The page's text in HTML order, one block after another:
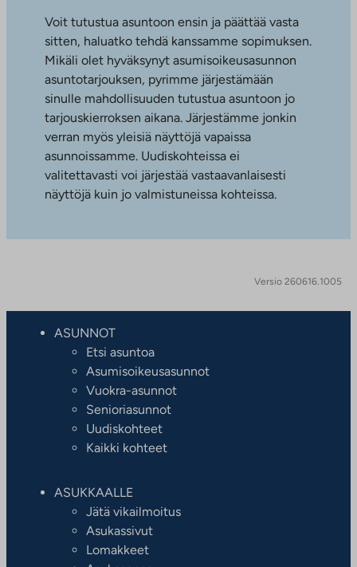
Voit tutustua asuntoon ensin ja päättää vasta
sitten, haluatko tehdä kanssamme sopimuksen.
Mikäli olet hyväksynyt asumisoikeusasunnon
asuntotarjouksen, pyrimme järjestämään
sinulle mahdollisuuden tutustua asuntoon jo
tarjouskierroksen aikana. Järjestämme jonkin
verran myös yleisiä näyttöjä vapaissa
asunnoissamme. Uudiskohteissa ei
valitettavasti voi järjestää vastaavanlaisesti
näyttöjä kuin jo valmistuneissa kohteissa.
Versio 260616.1005
ASUNNOT
Etsi asuntoa
Asumisoikeusasunnot
Vuokra-asunnot
Senioriasunnot
Uudiskohteet
Kaikki kohteet
ASUKKAALLE
Jätä vikailmoitus
Asukassivut
Lomakkeet